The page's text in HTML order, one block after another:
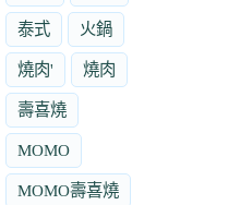
泰式 火鍋
燒肉' 燒肉
壽喜燒
MOMO
MOMO壽喜燒